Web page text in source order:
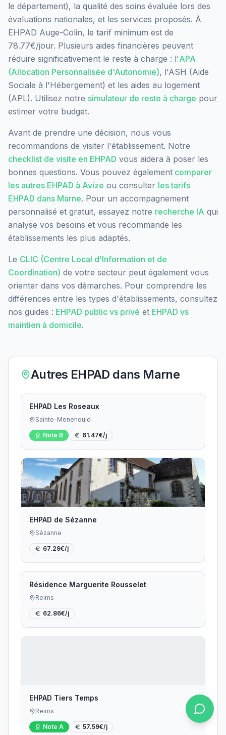
le département), la qualité des soins évaluée lors des
évaluations nationales, et les services proposés. À
EHPAD Auge-Colin, le tarif minimum est de
78.77€/jour. Plusieurs aides financières peuvent
réduire significativement le reste à charge : l'APA
(Allocation Personnalisée d'Autonomie), l'ASH (Aide
Sociale à l'Hébergement) et les aides au logement
(APL). Utilisez notre simulateur de reste à charge pour
estimer votre budget.
Avant de prendre une décision, nous vous
recommandons de visiter l'établissement. Notre
checklist de visite en EHPAD vous aidera à poser les
bonnes questions. Vous pouvez également comparer
les autres EHPAD à Avize ou consulter les tarifs
EHPAD dans Marne. Pour un accompagnement
personnalisé et gratuit, essayez notre recherche IA qui
analyse vos besoins et vous recommande les
établissements les plus adaptés.
Le CLIC (Centre Local d'Information et de
Coordination) de votre secteur peut également vous
orienter dans vos démarches. Pour comprendre les
différences entre les types d'établissements, consultez
nos guides : EHPAD public vs privé et EHPAD vs
maintien à domicile.
Autres EHPAD dans Marne
EHPAD Les Roseaux
Sainte-Menehould
Note B 61.47€/j
EHPAD de Sézanne
Sézanne
67.29€/j
Résidence Marguerite Rousselet
Reims
62.86€/j
EHPAD Tiers Temps
Reims
Note A 57.59€/j